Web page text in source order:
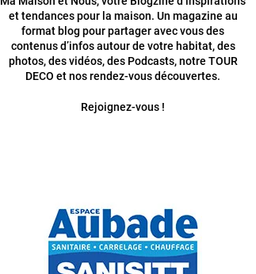
et tendances pour la maison. Un magazine au
format blog pour partager avec vous des
contenus d’infos autour de votre habitat, des
photos, des vidéos, des Podcasts, notre TOUR
DECO et nos rendez-vous découvertes.
Rejoignez-vous !